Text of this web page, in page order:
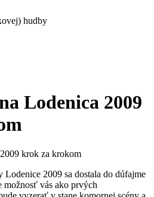
hudby
Lodenica 2009
2009 sa dostala do dúfajme
možnosť vás ako prvých